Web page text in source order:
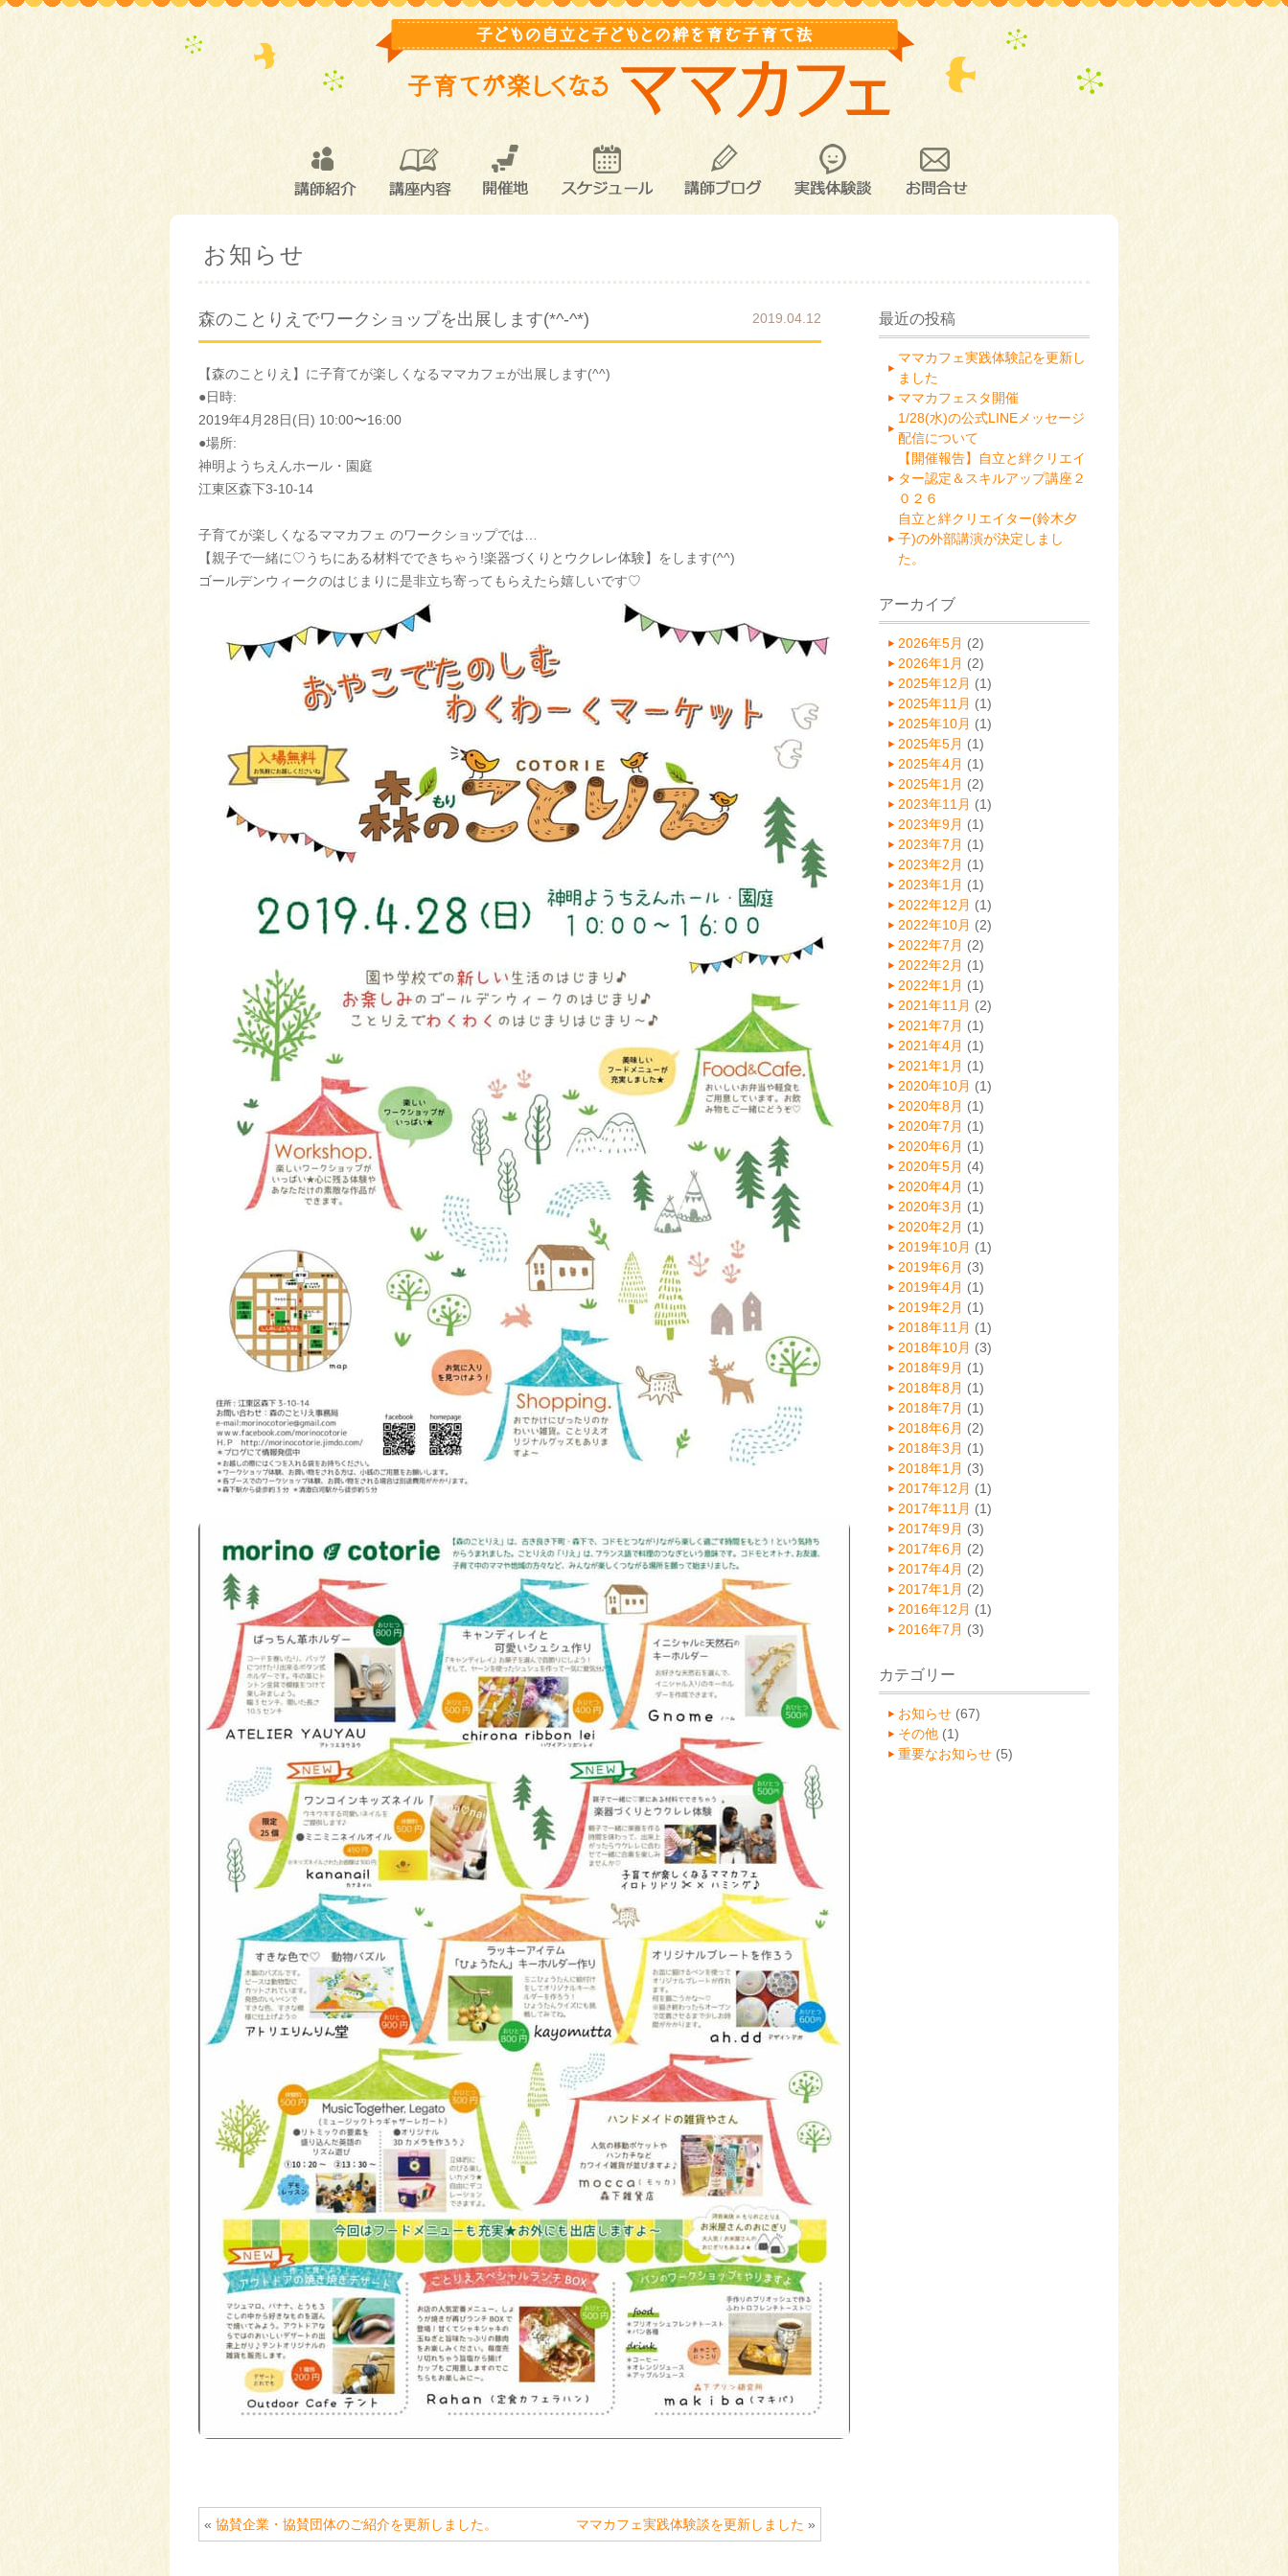
お知らせ
2019.04.12
森のことりえでワークショップを出展します(*^-^*)
【森のことりえ】に子育てが楽しくなるママカフェが出展します(^^)
●日時:
2019年4月28日(日) 10:00〜16:00
●場所:
神明ようちえんホール・園庭
江東区森下3-10-14
子育てが楽しくなるママカフェ のワークショップでは…
【親子で一緒に♡うちにある材料でできちゃう!楽器づくりとウクレレ体験】をします(^^)
ゴールデンウィークのはじまりに是非立ち寄ってもらえたら嬉しいです♡
« 協賛企業・協賛団体のご紹介を更新しました。 ママカフェ実践体験談を更新しました »
最近の投稿
ママカフェ実践体験記を更新し
ました
ママカフェスタ開催
1/28(水)の公式LINEメッセージ
配信について
【開催報告】自立と絆クリエイ
ター認定＆スキルアップ講座２
０２６
自立と絆クリエイター(鈴木夕
子)の外部講演が決定しまし
た。
アーカイブ
2026年5月 (2)
2026年1月 (2)
2025年12月 (1)
2025年11月 (1)
2025年10月 (1)
2025年5月 (1)
2025年4月 (1)
2025年1月 (2)
2023年11月 (1)
2023年9月 (1)
2023年7月 (1)
2023年2月 (1)
2023年1月 (1)
2022年12月 (1)
2022年10月 (2)
2022年7月 (2)
2022年2月 (1)
2022年1月 (1)
2021年11月 (2)
2021年7月 (1)
2021年4月 (1)
2021年1月 (1)
2020年10月 (1)
2020年8月 (1)
2020年7月 (1)
2020年6月 (1)
2020年5月 (4)
2020年4月 (1)
2020年3月 (1)
2020年2月 (1)
2019年10月 (1)
2019年6月 (3)
2019年4月 (1)
2019年2月 (1)
2018年11月 (1)
2018年10月 (3)
2018年9月 (1)
2018年8月 (1)
2018年7月 (1)
2018年6月 (2)
2018年3月 (1)
2018年1月 (3)
2017年12月 (1)
2017年11月 (1)
2017年9月 (3)
2017年6月 (2)
2017年4月 (2)
2017年1月 (2)
2016年12月 (1)
2016年7月 (3)
カテゴリー
お知らせ (67)
その他 (1)
重要なお知らせ (5)